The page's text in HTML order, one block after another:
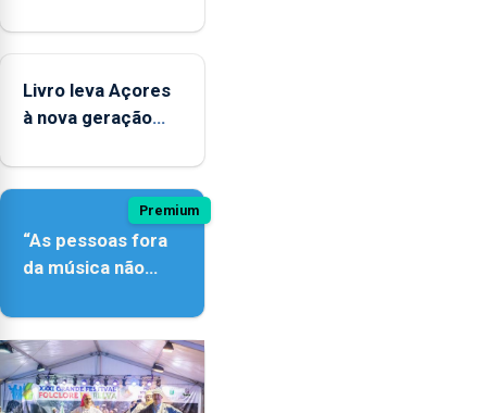
instrumentos
Livro leva Açores
à nova geração
Premium
“As pessoas fora
da música não
quão difícil é
produzir uma
música”